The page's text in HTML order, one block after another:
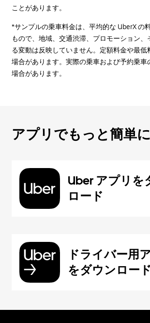
ことがあります。
*サンプルの乗車料金は、平均的な UberX の
もので、地域、交通渋滞、プロモーション、
る変動は反映していません。定額料金や最低
場合があります。実際の乗車および予約乗車
場合があります。
アプリでもっと簡単に
Uber アプリを
ロード
ドライバー用
をダウンロード